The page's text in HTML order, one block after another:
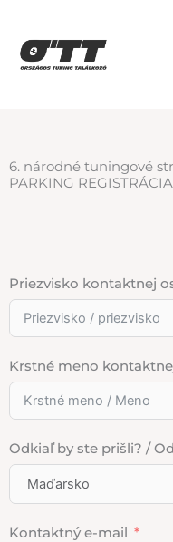
obsah
6. národné tuningové
PARKING REGISTRÁCIA
Priezvisko kontaktnej
Krstné meno
Odkiaľ by ste prišli? /
Kontaktný e-mail